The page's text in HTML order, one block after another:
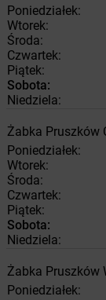
Poniedziałek:
Wtorek:
Środa:
Czwartek:
Piątek:
Sobota:
Niedziela:
Żabka Pruszków
Poniedziałek:
Wtorek:
Środa:
Czwartek:
Piątek:
Sobota:
Niedziela:
Żabka Pruszków
Poniedziałek: